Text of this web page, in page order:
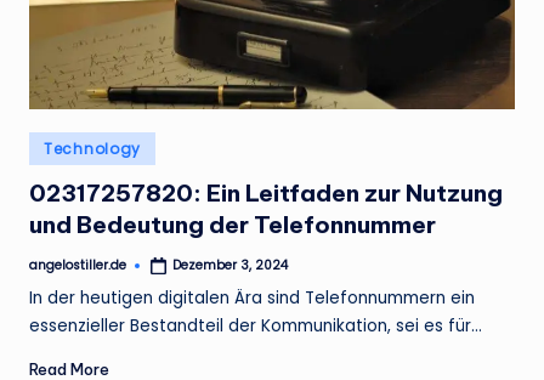
Posted
in
Technology
02317257820: Ein Leitfaden zur Nutzung
und Bedeutung der Telefonnummer
Posted
angelostiller.de Dezember 3, 2024
In der heutigen digitalen Ära sind Telefonnummern ein
essenzieller Bestandteil der Kommunikation, sei es für…
Read More